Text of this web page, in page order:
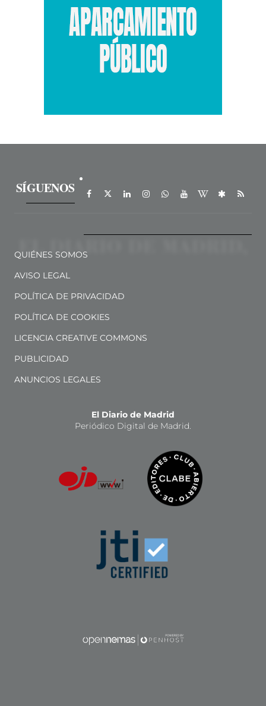
SÍGUENOS
QUIÉNES SOMOS
AVISO LEGAL
POLÍTICA DE PRIVACIDAD
POLÍTICA DE COOKIES
LICENCIA CREATIVE COMMONS
PUBLICIDAD
ANUNCIOS LEGALES
El Diario de Madrid
Periódico Digital de Madrid.